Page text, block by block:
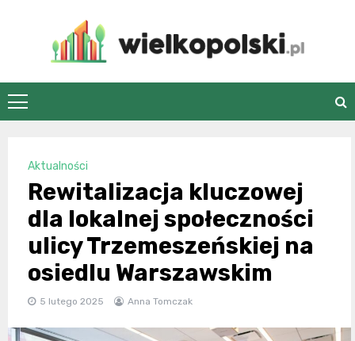
wielkopolski.pl
Aktualności
Rewitalizacja kluczowej
dla lokalnej społeczności
ulicy Trzemeszeńskiej na
osiedlu Warszawskim
5 lutego 2025 Anna Tomczak